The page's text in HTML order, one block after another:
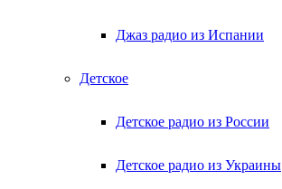
Джаз радио из Испании
Детское
Детское радио из России
Детское радио из Украины